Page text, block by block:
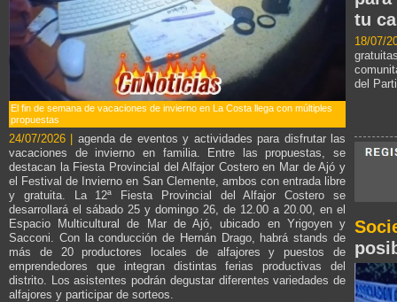
El fin de semana de vacaciones de invierno en La Costa llega con múltiples
propuestas
24/07/2026 | agenda de eventos y actividades para disfrutar las
vacaciones de invierno en familia. Entre las propuestas, se
destacan la Fiesta Provincial del Alfajor Costero en Mar de Ajó y
el Festival de Invierno en San Clemente, ambos con entrada libre
y gratuita. La 12ª Fiesta Provincial del Alfajor Costero se
desarrollará el sábado 25 y domingo 26, de 12.00 a 20.00, en el
Espacio Multicultural de Mar de Ajó, ubicado en Yrigoyen y
Sacconi. Con la conducción de Hernán Drago, habrá stands de
más de 20 productores locales de alfajores y puestos de
emprendedores que integran distintas ferias productivas del
distrito. Los asistentes podrán degustar diferentes variedades de
alfajores y participar de sorteos.
tu
18/
del